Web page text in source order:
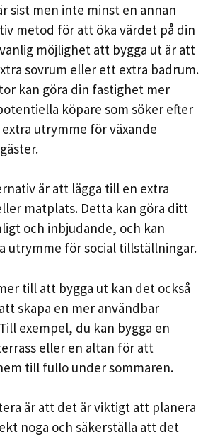
sist men inte minst en annan
metod för att öka värdet på din
möjlighet att bygga ut är att
sovrum eller ett extra badrum.
kan göra din fastighet mer
köpare som söker efter
utrymme för växande
är att lägga till en extra
matplats. Detta kan göra ditt
och inbjudande, och kan
utrymme för social tillställningar.
till att bygga ut kan det också
skapa en mer användbar
exempel, du kan bygga en
eller en altan för att
till fullo under sommaren.
är att det är viktigt att planera
noga och säkerställa att det